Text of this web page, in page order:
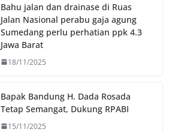
Bahu jalan dan drainase di Ruas
Jalan Nasional perabu gaja agung
Sumedang perlu perhatian ppk 4.3
Jawa Barat
18/11/2025
Bapak Bandung H. Dada Rosada
Tetap Semangat, Dukung RPABI
15/11/2025